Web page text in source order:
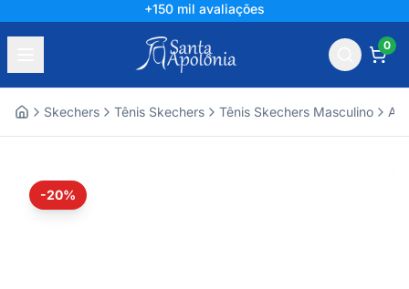
+150 mil avaliações
0
Skechers Tênis Skechers Tênis Skechers Masculino
-20%